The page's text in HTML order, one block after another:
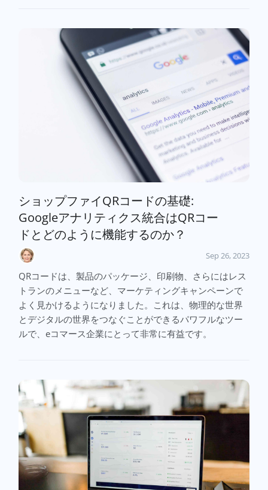
ショップファイQRコードの基礎:
Googleアナリティクス統合はQRコー
ドとどのように機能するのか？
Sep 26, 2023
QRコードは、製品のパッケージ、印刷物、さらにはレス
トランのメニューなど、マーケティングキャンペーンで
よく見かけるようになりました。これは、物理的な世界
とデジタルの世界をつなぐことができるパワフルなツー
ルで、eコマース企業にとって非常に有益です。